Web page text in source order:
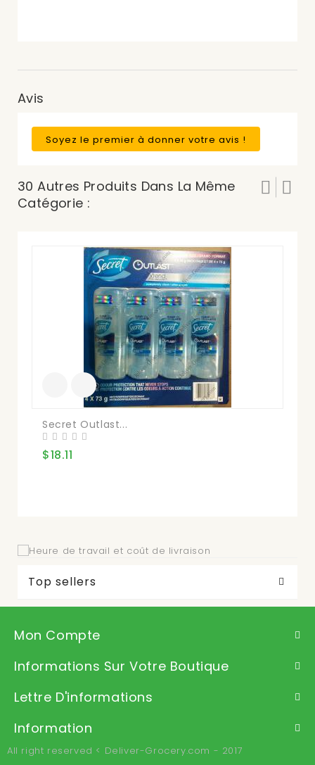
Avis
Soyez le premier à donner votre avis !
30 Autres Produits Dans La Même
Catégorie :
Secret Outlast...
$18.11
Top sellers
Mon Compte
Informations Sur Votre Boutique
Lettre D'informations
Information
All right reserved < Deliver-Grocery.com - 2017